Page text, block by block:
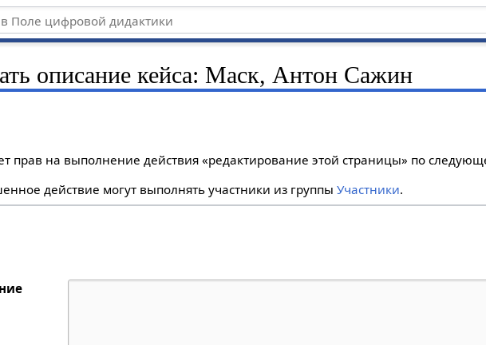
описание кейса: Маск, Антон Сажин
прав на выполнение действия «редактирование этой страницы» по
действие могут выполнять участники из группыУчастники.